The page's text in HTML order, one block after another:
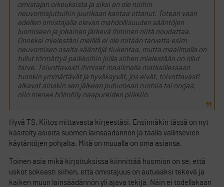
omistajan oikeuksista ja siksi en ole noihin
neuvomisjuttuihin juurikaan kantaa ottanut. Totean vaan
edellen omistajalla olevan mahdollisuuden sääntöjen
luomiseen ja jokainen järkevä ihminen niitä noudattaa.
Onneksi mielestäni meilllä ei ole mitään tarvetta esim
neuvomisen osalta sääntöjä tiukentaa, mutta maailmalla on
tullut törmättyä paikkoihin joilla siihen mielestään on ollut
tarve. Toivottavasti ihmiset maailmalla matkaillessaan
tuonkin ymmärtävät ja hyväksyvät, jos eivät, toivottavasti
alkavat ainakin sen jälkeen puhumaan ruotsia tai norjaa,
niin menee hölmöily naapureiden piikkiin.
Hyvä TS, Kiitos mittavasta kirjeestäsi. Ensinnäkin tässä on nyt
käsitelty asioita suomen lainsäädännön ja täällä vallitsevien
käytäntöjen pohjalta. Mitä on muualla on oma asiansa.
Toinen asia mikä kirjoituksissa kiinnittää huomion on se, että
uskot sokeasti siihen, että omistajuus on autuaaksi tekevä ja
kaiken muun lainsäädännön yli ajava tekijä. Näin ei todellakaan